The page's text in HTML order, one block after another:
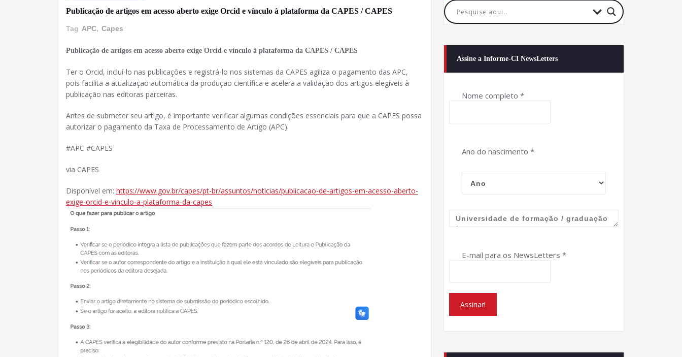
Publicação de artigos em acesso aberto exige Orcid e vínculo à plataforma da CAPES / CAPES
Tag APC, Capes
Publicação de artigos em acesso aberto exige Orcid e vínculo à plataforma da CAPES / CAPES
Ter o Orcid, incluí-lo nas publicações e registrá-lo nos sistemas da CAPES agiliza o pagamento das APC,
pois facilita a atualização automática da produção científica e acelera a validação dos artigos elegíveis à
publicação nas editoras parceiras.
Antes de submeter seu artigo, é importante verificar algumas condições essenciais para que a CAPES possa
autorizar o pagamento da Taxa de Processamento de Artigo (APC).
#APC #CAPES
via CAPES
Disponível em: https://www.gov.br/capes/pt-br/assuntos/noticias/publicacao-de-artigos-em-acesso-aberto-
exige-orcid-e-vinculo-a-plataforma-da-capes
Assine a Informe-CI NewsLetters
Nome completo *
Ano do nascimento *
E-mail para os NewsLetters *